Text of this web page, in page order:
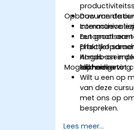
automatiseren
Effectief
AI-
technieken.
Opbouw van de
Interactieve
Een groot
Hands-on
lab-omgeving.
Mogelijkheden tot
Wilt u een op
van deze
met ons op
bespreken.
Lees meer...